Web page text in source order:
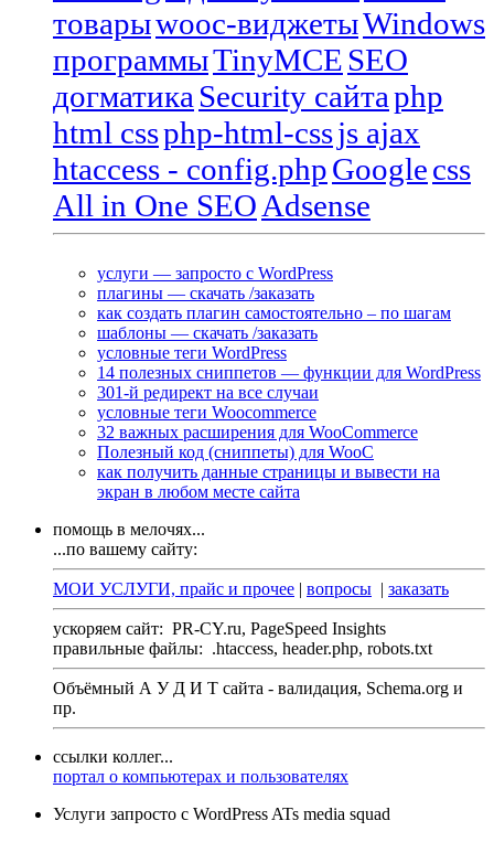
товарыwooc-виджетыWindows
программыTinyMCE SEO
догматика Security сайтаphp
html cssphp-html-cssjs ajax
htaccess - config.phpGooglecss
All in One SEO Adsense
услуги — запросто с WordPress
плагины — скачать /заказать
как создать плагин самостоятельно – по шагам
шаблоны — скачать /заказать
условные теги WordPress
14 полезных сниппетов — функции для WordPress
301-й редирект на все случаи
условные теги Woocommerce
32 важных расширения для WooCommerce
Полезный код (сниппеты) для WooC
как получить данные страницы и вывести на
экран в любом месте сайта
помощь в мелочях...
...по вашему сайту:
МОИ УСЛУГИ, прайс и прочее | вопросы | заказать
ускоряем сайт: PR-CY.ru, PageSpeed Insights
правильные файлы: .htaccess, header.php, robots.txt
Объёмный А У Д И Т сайта - валидация, Schema.org и
пр.
ссылки коллег...
портал о компьютерах и пользователях
Услуги запросто с WordPress ATs media squad